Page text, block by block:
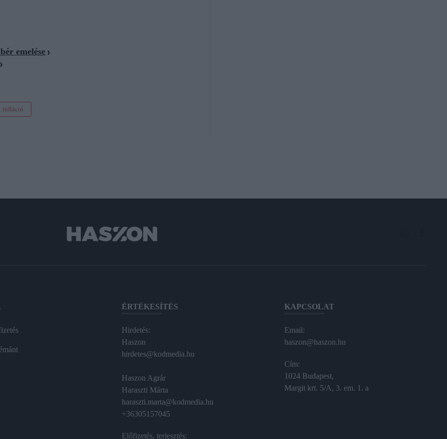
emelése
infláció
ÉRTÉKESÍTÉS
Hirdetés:
Haszon
hirdetes@kodmedia.hu
Haszon Agrár
Haraszti Márta
haraszti.marta@kodmedia.hu
+36305157045
Előfizetés, terjesztés:
KAPCSOLAT
Email:
haszon@haszon.hu
Cím:
1024 Budapest,
Margit krt. 5/A, 3. em. 1. a